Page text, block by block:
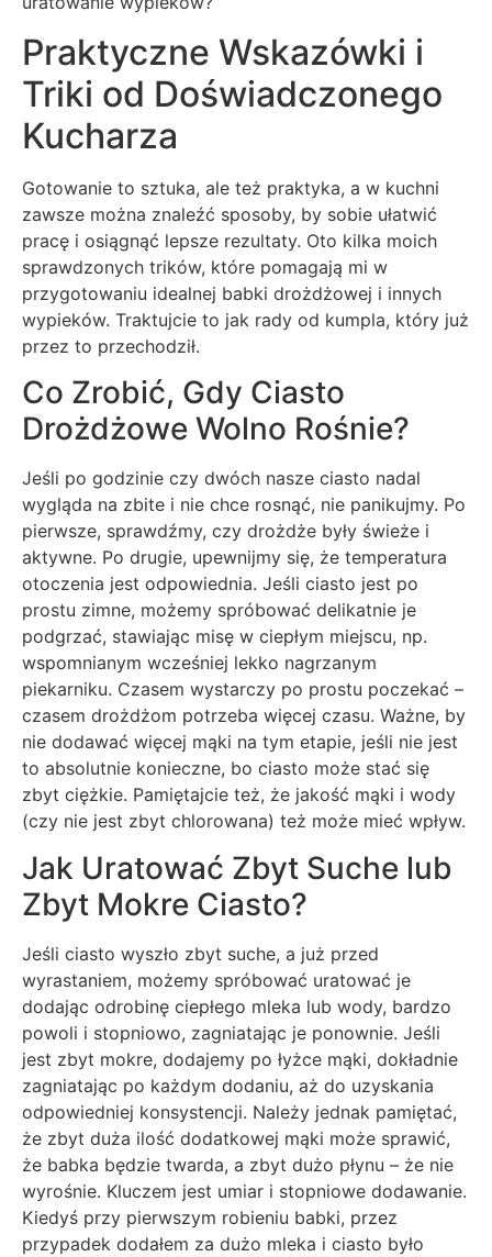
Praktyczne Wskazówki i
Triki od Doświadczonego
Kucharza
Gotowanie to sztuka, ale też praktyka, a w kuchni
zawsze można znaleźć sposoby, by sobie ułatwić
pracę i osiągnąć lepsze rezultaty. Oto kilka moich
sprawdzonych trików, które pomagają mi w
przygotowaniu idealnej babki drożdżowej i innych
wypieków. Traktujcie to jak rady od kumpla, który już
przez to przechodził.
Co Zrobić, Gdy Ciasto
Drożdżowe Wolno Rośnie?
Jeśli po godzinie czy dwóch nasze ciasto nadal
wygląda na zbite i nie chce rosnąć, nie panikujmy. Po
pierwsze, sprawdźmy, czy drożdże były świeże i
aktywne. Po drugie, upewnijmy się, że temperatura
otoczenia jest odpowiednia. Jeśli ciasto jest po
prostu zimne, możemy spróbować delikatnie je
podgrzać, stawiając misę w ciepłym miejscu, np.
wspomnianym wcześniej lekko nagrzanym
piekarniku. Czasem wystarczy po prostu poczekać –
czasem drożdżom potrzeba więcej czasu. Ważne, by
nie dodawać więcej mąki na tym etapie, jeśli nie jest
to absolutnie konieczne, bo ciasto może stać się
zbyt ciężkie. Pamiętajcie też, że jakość mąki i wody
(czy nie jest zbyt chlorowana) też może mieć wpływ.
Jak Uratować Zbyt Suche lub
Zbyt Mokre Ciasto?
Jeśli ciasto wyszło zbyt suche, a już przed
wyrastaniem, możemy spróbować uratować je
dodając odrobinę ciepłego mleka lub wody, bardzo
powoli i stopniowo, zagniatając je ponownie. Jeśli
jest zbyt mokre, dodajemy po łyżce mąki, dokładnie
zagniatając po każdym dodaniu, aż do uzyskania
odpowiedniej konsystencji. Należy jednak pamiętać,
że zbyt duża ilość dodatkowej mąki może sprawić,
że babka będzie twarda, a zbyt dużo płynu – że nie
wyrośnie. Kluczem jest umiar i stopniowe dodawanie.
Kiedyś przy pierwszym robieniu babki, przez
przypadek dodałem za dużo mleka i ciasto było